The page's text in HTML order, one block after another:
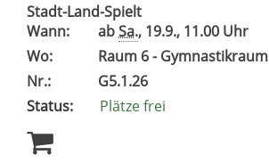
Stadt-Land-Spielt
Wann:
abSa., 19.9., 11.00 Uhr
Wo:
Raum 6 - Gymnastikraum
Nr.:
G5.1.26
Status:
Plätze frei